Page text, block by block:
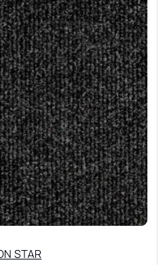
STAR